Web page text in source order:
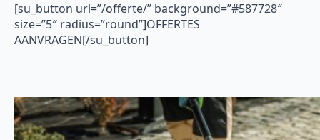
[su_button url=”/offerte/” background=”#587728″
size=”5″ radius=”round”]OFFERTES
AANVRAGEN[/su_button]